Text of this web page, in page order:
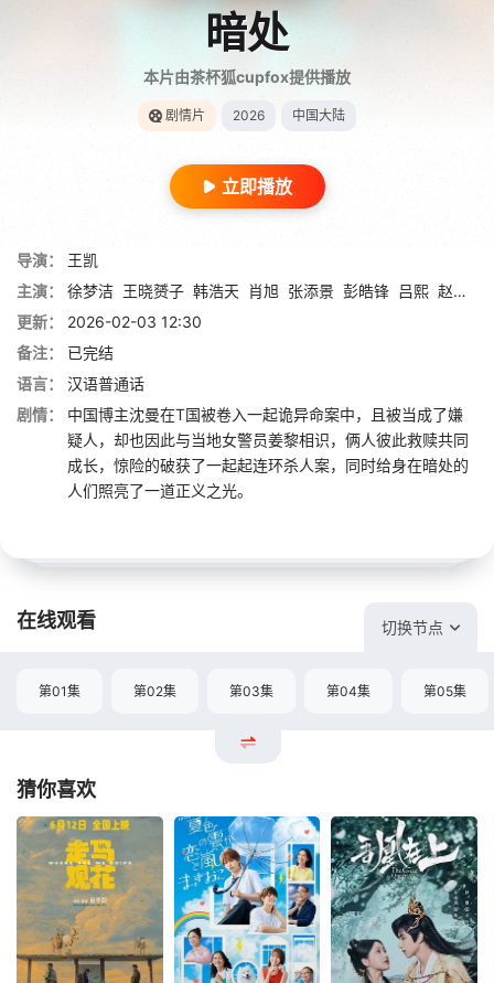
暗处
本片由茶杯狐cupfox提供播放
剧情片 2026 中国大陆
立即播放
导演：
王凯
主演：
徐梦洁 王晓赟子 韩浩天 肖旭 张添景 彭皓锋 吕熙 赵璧渝
更新：
2026-02-03 12:30
备注：
已完结
语言：
汉语普通话
剧情：
中国博主沈曼在T国被卷入一起诡异命案中，且被当成了嫌
疑人，却也因此与当地女警员姜黎相识，俩人彼此救赎共同
成长，惊险的破获了一起起连环杀人案，同时给身在暗处的
人们照亮了一道正义之光。
在线观看 切换节点
第01集 第02集 第03集 第04集 第05集
猜你喜欢